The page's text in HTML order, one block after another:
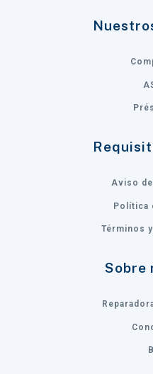
Aviso
Política
Términos
Sobre